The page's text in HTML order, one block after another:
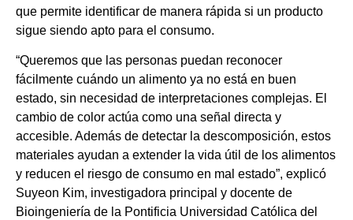
que permite identificar de manera rápida si un producto
sigue siendo apto para el consumo.
“Queremos que las personas puedan reconocer
fácilmente cuándo un alimento ya no está en buen
estado, sin necesidad de interpretaciones complejas. El
cambio de color actúa como una señal directa y
accesible. Además de detectar la descomposición, estos
materiales ayudan a extender la vida útil de los alimentos
y reducen el riesgo de consumo en mal estado”, explicó
Suyeon Kim, investigadora principal y docente de
Bioingeniería de la Pontificia Universidad Católica del